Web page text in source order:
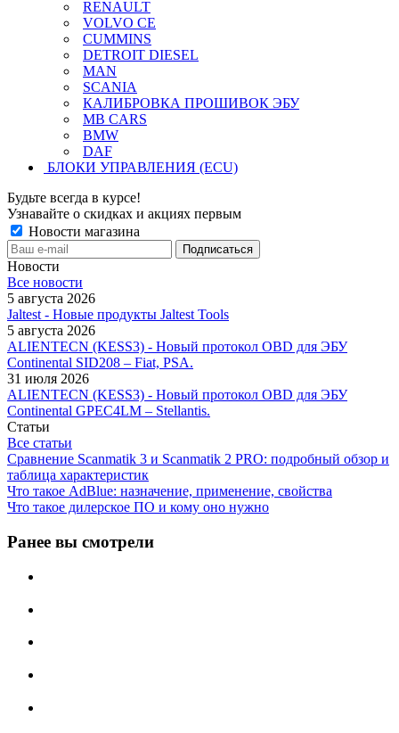
RENAULT
VOLVO CE
CUMMINS
DETROIT DIESEL
MAN
SCANIA
КАЛИБРОВКА ПРОШИВОК ЭБУ
MB CARS
BMW
DAF
БЛОКИ УПРАВЛЕНИЯ (ECU)
Будьте всегда в курсе!
Узнавайте о скидках и акциях первым
Новости магазина
Новости
Все новости
5 августа 2026
Jaltest - Новые продукты Jaltest Tools
5 августа 2026
ALIENTECN (KESS3) - Новый протокол OBD для ЭБУ
Continental SID208 – Fiat, PSA.
31 июля 2026
ALIENTECN (KESS3) - Новый протокол OBD для ЭБУ
Continental GPEC4LM – Stellantis.
Статьи
Все статьи
Сравнение Scanmatik 3 и Scanmatik 2 PRO: подробный обзор и
таблица характеристик
Что такое AdBlue: назначение, применение, свойства
Что такое дилерское ПО и кому оно нужно
Ранее вы смотрели